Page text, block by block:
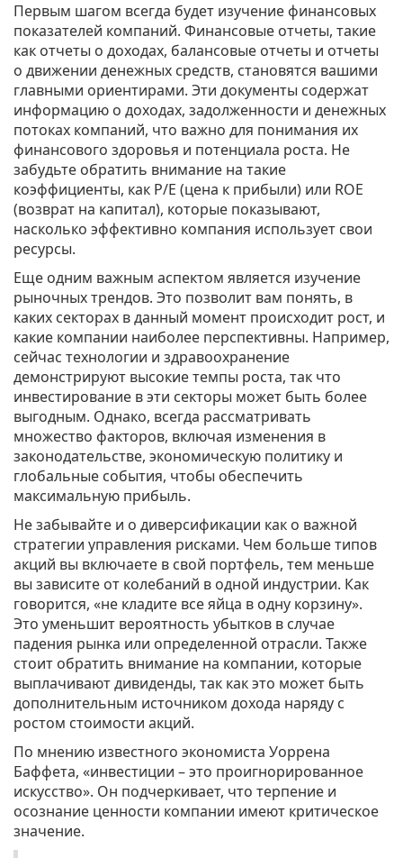
Первым шагом всегда будет изучение финансовых
показателей компаний. Финансовые отчеты, такие
как отчеты о доходах, балансовые отчеты и отчеты
о движении денежных средств, становятся вашими
главными ориентирами. Эти документы содержат
информацию о доходах, задолженности и денежных
потоках компаний, что важно для понимания их
финансового здоровья и потенциала роста. Не
забудьте обратить внимание на такие
коэффициенты, как P/E (цена к прибыли) или ROE
(возврат на капитал), которые показывают,
насколько эффективно компания использует свои
ресурсы.
Еще одним важным аспектом является изучение
рыночных трендов. Это позволит вам понять, в
каких секторах в данный момент происходит рост, и
какие компании наиболее перспективны. Например,
сейчас технологии и здравоохранение
демонстрируют высокие темпы роста, так что
инвестирование в эти секторы может быть более
выгодным. Однако, всегда рассматривать
множество факторов, включая изменения в
законодательстве, экономическую политику и
глобальные события, чтобы обеспечить
максимальную прибыль.
Не забывайте и о диверсификации как о важной
стратегии управления рисками. Чем больше типов
акций вы включаете в свой портфель, тем меньше
вы зависите от колебаний в одной индустрии. Как
говорится, «не кладите все яйца в одну корзину».
Это уменьшит вероятность убытков в случае
падения рынка или определенной отрасли. Также
стоит обратить внимание на компании, которые
выплачивают дивиденды, так как это может быть
дополнительным источником дохода наряду с
ростом стоимости акций.
По мнению известного экономиста Уоррена
Баффета, «инвестиции – это проигнорированное
искусство». Он подчеркивает, что терпение и
осознание ценности компании имеют критическое
значение.